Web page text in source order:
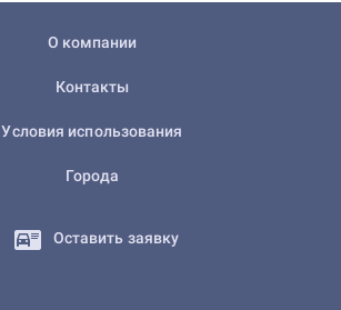
О компании
Контакты
Условия использования
Города
Оставить заявку